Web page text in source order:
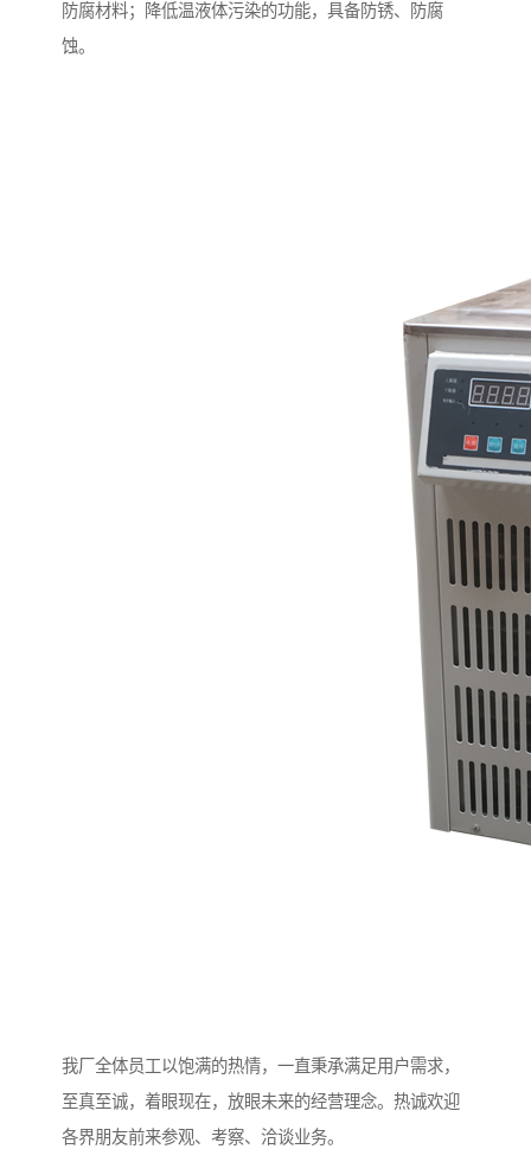
防腐材料；降低温液体污染的功能，具备防锈、防腐
蚀。
我厂全体员工以饱满的热情，一直秉承满足用户需求，
至真至诚，着眼现在，放眼未来的经营理念。热诚欢迎
各界朋友前来参观、考察、洽谈业务。